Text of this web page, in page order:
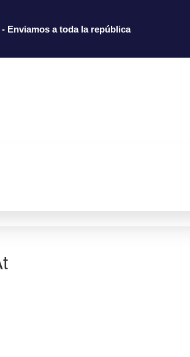
Enviamos a toda la república